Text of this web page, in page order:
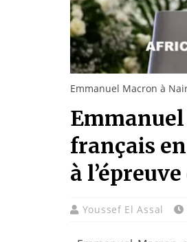
Emmanuel Macron à
français
à
Youssef El Assal